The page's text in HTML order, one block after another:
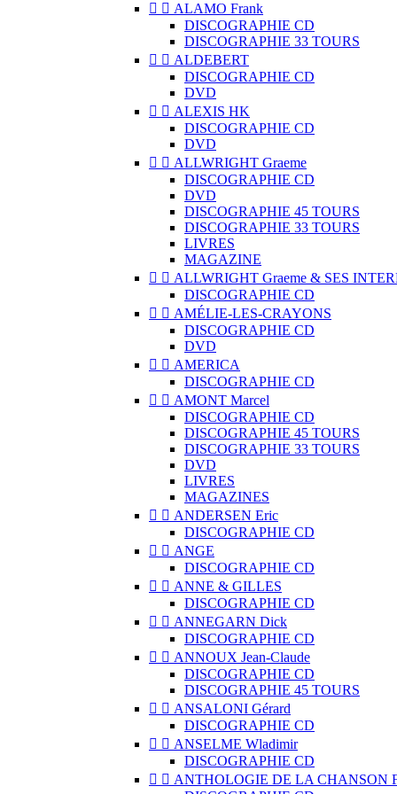
  ALAMO Frank
DISCOGRAPHIE CD
DISCOGRAPHIE 33 TOURS
  ALDEBERT
DISCOGRAPHIE CD
DVD
  ALEXIS HK
DISCOGRAPHIE CD
DVD
  ALLWRIGHT Graeme
DISCOGRAPHIE CD
DVD
DISCOGRAPHIE 45 TOURS
DISCOGRAPHIE 33 TOURS
LIVRES
MAGAZINE
  ALLWRIGHT Graeme & SES
DISCOGRAPHIE CD
  AMÉLIE-LES-CRAYONS
DISCOGRAPHIE CD
DVD
  AMERICA
DISCOGRAPHIE CD
  AMONT Marcel
DISCOGRAPHIE CD
DISCOGRAPHIE 45 TOURS
DISCOGRAPHIE 33 TOURS
DVD
LIVRES
MAGAZINES
  ANDERSEN Eric
DISCOGRAPHIE CD
  ANGE
DISCOGRAPHIE CD
  ANNE & GILLES
DISCOGRAPHIE CD
  ANNEGARN Dick
DISCOGRAPHIE CD
  ANNOUX Jean-Claude
DISCOGRAPHIE CD
DISCOGRAPHIE 45 TOURS
  ANSALONI Gérard
DISCOGRAPHIE CD
  ANSELME Wladimir
DISCOGRAPHIE CD
  ANTHOLOGIE DE LA CHANSON